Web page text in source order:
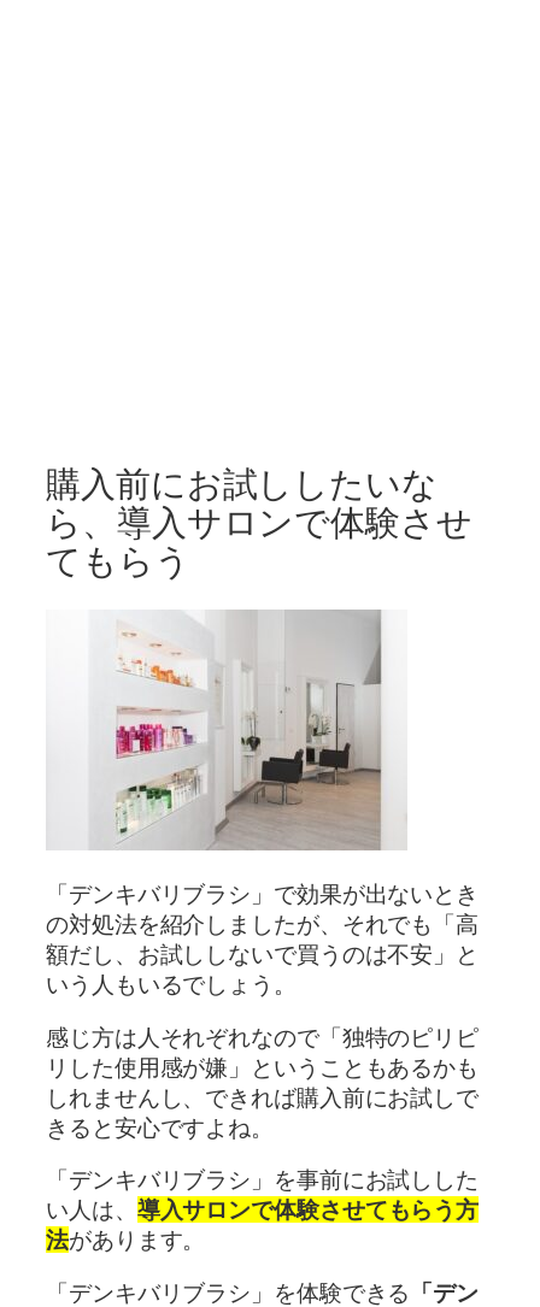
購入前にお試ししたいな
ら、導入サロンで体験させ
てもらう
「デンキバリブラシ」で効果が出ないとき
の対処法を紹介しましたが、それでも「高
額だし、お試ししないで買うのは不安」と
いう人もいるでしょう。
感じ方は人それぞれなので「独特のピリピ
リした使用感が嫌」ということもあるかも
しれませんし、できれば購入前にお試しで
きると安心ですよね。
「デンキバリブラシ」を事前にお試しした
い人は、 導入サロンで体験させてもらう方
法があります。
「デンキバリブラシ」を体験できる 「デン